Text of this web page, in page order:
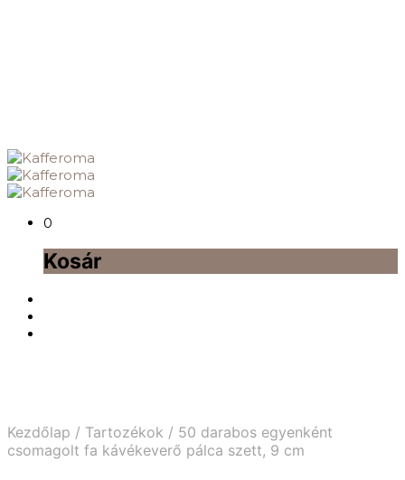
0
Kosár
Kezdőlap / Tartozékok / 50 darabos egyenként
csomagolt fa kávékeverő pálca szett, 9 cm